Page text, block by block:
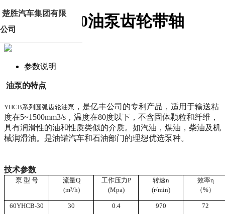
80YHCB-60油泵齿轮带轴
参数说明
油泵的特点
YHCB系列圆弧齿轮油泵 ，是亿丰公司的专利产品，适用于输送粘
度在5~1500mm3/s ，温度在80度以下，不含固体颗粒和纤维，
具有润滑性的油和性质类似的介质。如汽油，煤油，柴油及机
械润滑油。是油罐汽车和石油部门的理想优选泵种。
技术参数
泵 型 号 流量Q
(m³/h)
工作压力P
(Mpa)
转速n
(r/min)
效率η
（%）
60YHCB-30 30 0.4 970 72
楚胜汽车集团有限
公司